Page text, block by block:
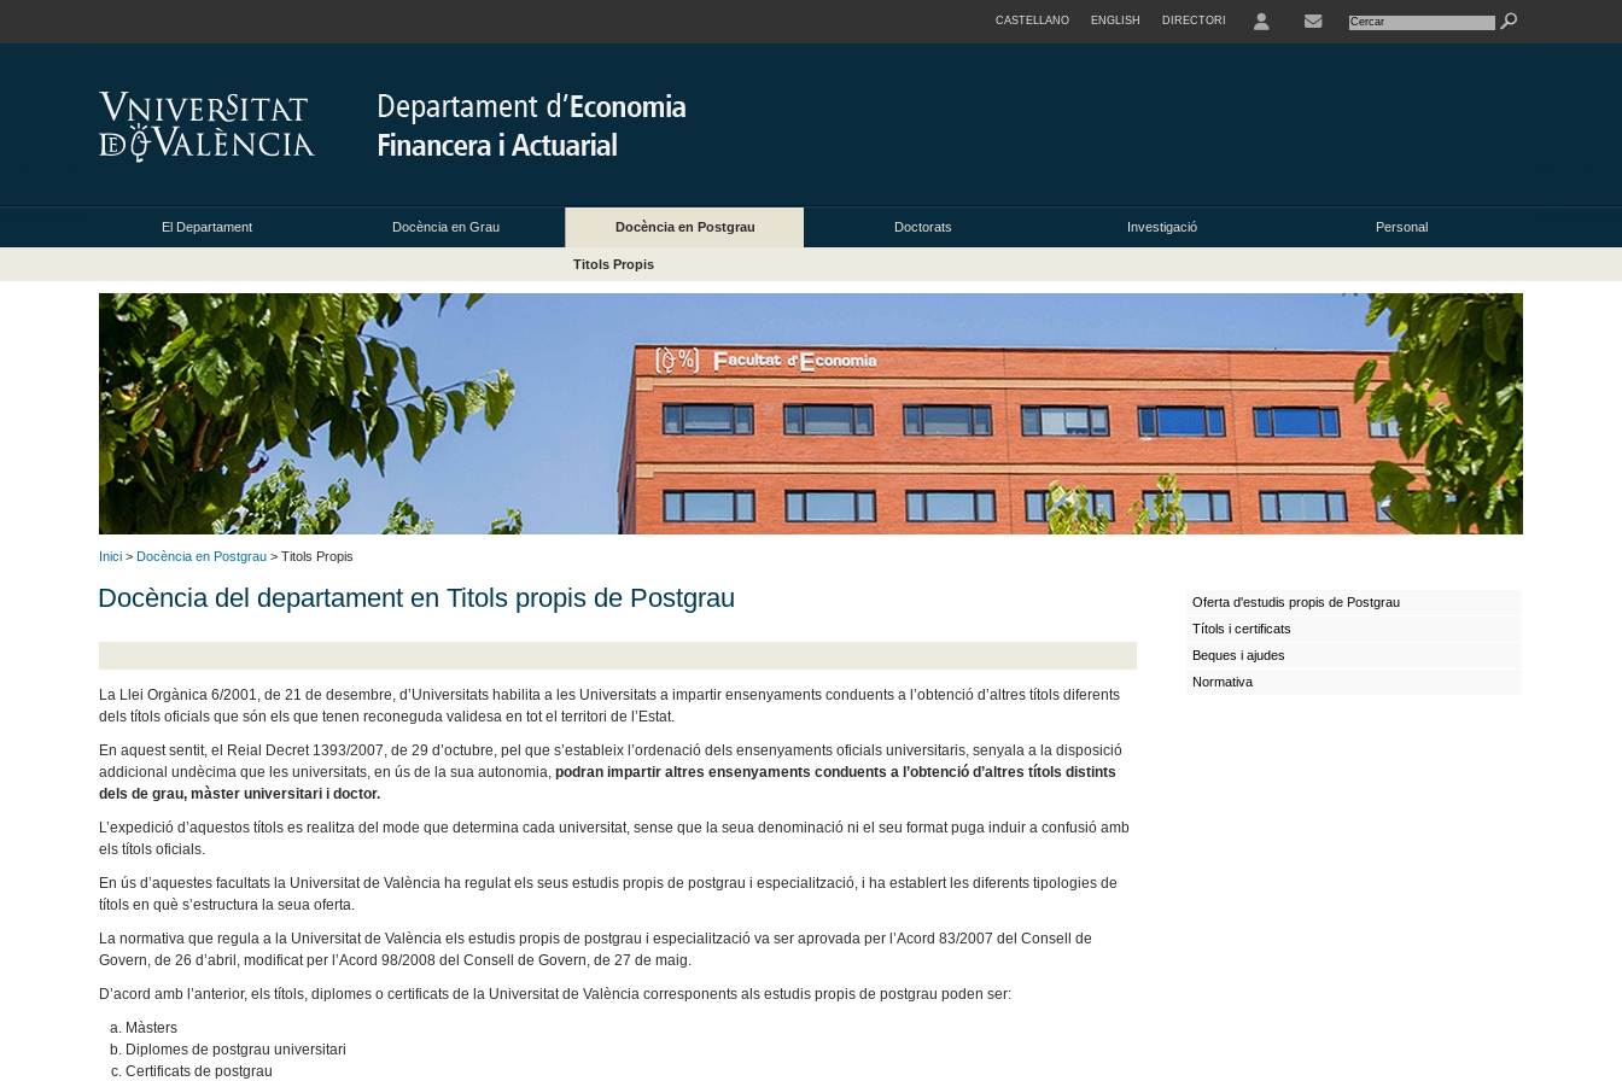
CASTELLANO ENGLISH DIRECTORI
El Departament Docència en Grau Docència en Postgrau Doctorats Investigació Personal
Titols Propis
Inici > Docència en Postgrau > Titols Propis
Docència del departament en Titols propis de Postgrau
La Llei Orgànica 6/2001, de 21 de desembre, d’Universitats habilita a les Universitats a impartir ensenyaments conduents a l’obtenció d’altres títols diferents
dels títols oficials que són els que tenen reconeguda validesa en tot el territori de l’Estat.
En aquest sentit, el Reial Decret 1393/2007, de 29 d’octubre, pel que s’estableix l’ordenació dels ensenyaments oficials universitaris, senyala a la disposició
addicional undècima que les universitats, en ús de la sua autonomia,podran impartir altres ensenyaments conduents a l’obtenció d’altres títols distints
dels de grau, màster universitari i doctor.
L’expedició d’aquestos títols es realitza del mode que determina cada universitat, sense que la seua denominació ni el seu format puga induir a confusió amb
els títols oficials.
En ús d’aquestes facultats la Universitat de València ha regulat els seus estudis propis de postgrau i especialització, i ha establert les diferents tipologies de
títols en què s’estructura la seua oferta.
La normativa que regula a la Universitat de València els estudis propis de postgrau i especialització va ser aprovada per l’Acord 83/2007 del Consell de
Govern, de 26 d’abril, modificat per l’Acord 98/2008 del Consell de Govern, de 27 de maig.
D’acord amb l’anterior, els títols, diplomes o certificats de la Universitat de València corresponents als estudis propis de postgrau poden ser:
Màsters
Diplomes de postgrau universitari
Certificats de postgrau
Oferta d'estudis propis de Postgrau
Títols i certificats
Beques i ajudes
Normativa